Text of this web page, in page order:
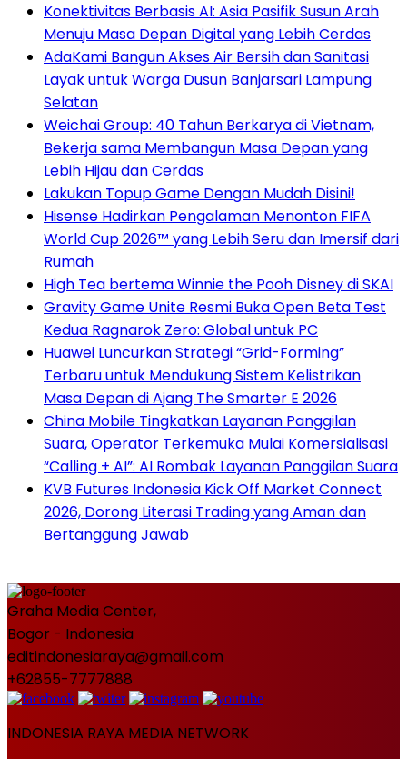
Konektivitas Berbasis AI: Asia Pasifik Susun Arah
Menuju Masa Depan Digital yang Lebih Cerdas
AdaKami Bangun Akses Air Bersih dan Sanitasi
Layak untuk Warga Dusun Banjarsari Lampung
Selatan
Weichai Group: 40 Tahun Berkarya di Vietnam,
Bekerja sama Membangun Masa Depan yang
Lebih Hijau dan Cerdas
Lakukan Topup Game Dengan Mudah Disini!
Hisense Hadirkan Pengalaman Menonton FIFA
World Cup 2026™ yang Lebih Seru dan Imersif dari
Rumah
High Tea bertema Winnie the Pooh Disney di SKAI
Gravity Game Unite Resmi Buka Open Beta Test
Kedua Ragnarok Zero: Global untuk PC
Huawei Luncurkan Strategi “Grid-Forming”
Terbaru untuk Mendukung Sistem Kelistrikan
Masa Depan di Ajang The Smarter E 2026
China Mobile Tingkatkan Layanan Panggilan
Suara, Operator Terkemuka Mulai Komersialisasi
“Calling + AI”: AI Rombak Layanan Panggilan Suara
KVB Futures Indonesia Kick Off Market Connect
2026, Dorong Literasi Trading yang Aman dan
Bertanggung Jawab
Graha Media Center,
Bogor - Indonesia
editindonesiaraya@gmail.com
+62855-7777888
INDONESIA RAYA MEDIA NETWORK